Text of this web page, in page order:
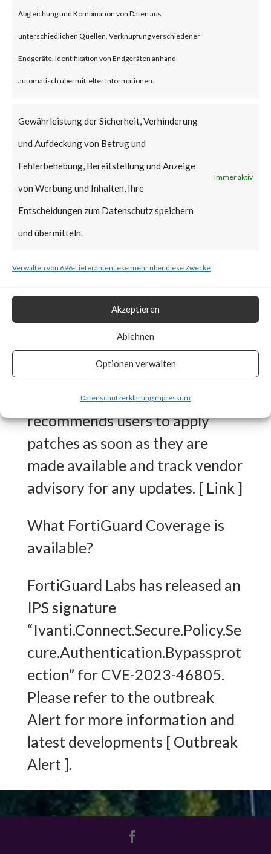
Abgleichung und Kombination von Daten aus
unterschiedlichen Quellen, Verknüpfung verschiedener
Endgeräte, Identifikation von Endgeräten anhand
automatisch übermittelter Informationen.
Gewährleistung der Sicherheit, Verhinderung
und Aufdeckung von Betrug und
Fehlerbehebung, Bereitstellung und Anzeige
von Werbung und Inhalten, Ihre
Entscheidungen zum Datenschutz speichern
und übermitteln.
Immer aktiv
Verwalten von 696-LieferantenLese mehr über diese Zwecke
Akzeptieren
Ablehnen
Optionen verwalten
DatenschutzerklärungImpressum
vendor advisory, when chained
together, exploiting these
vulnerabilities when chained
together may allow attackers to
for authentication on the
compromised system. Both
vulnerabilities have been added
to CISA’s Known Exploited
Vulnerabilities (KEV) catalog.
no patch available; Ivanti has
released workarounds as the
two new vulnerabilities are
actively being exploited in the
wild. FortiGuard Labs strongly
recommends users to apply
patches as soon as they are
made available and track vendor
advisory for any updates. [ Link ]
What FortiGuard Coverage is
available?
FortiGuard Labs has released an
IPS signature
“Ivanti.Connect.Secure.Policy.Se
cure.Authentication.Bypassprot
ection” for CVE-2023-46805.
Please refer to the outbreak
Alert for more information and
latest developments [ Outbreak
Alert ].